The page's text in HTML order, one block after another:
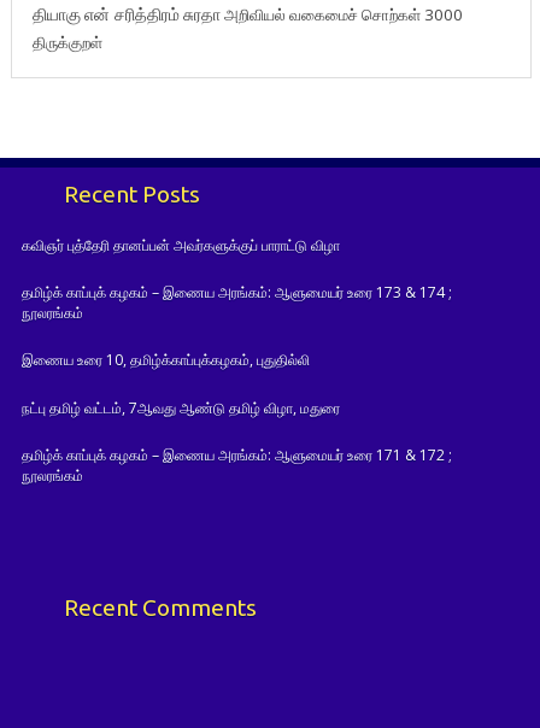
தியாகுஎன் சரித்திரம்சுரதாஅறிவியல் வகைமைச் சொற்கள் 3000
திருக்குறள்
Recent Posts
கவிஞர் புத்தேரி தானப்பன் அவர்களுக்குப் பாராட்டு விழா
தமிழ்க் காப்புக் கழகம் – இணைய அரங்கம்: ஆளுமையர் உரை 173 & 174 ;
நூலரங்கம்
இணைய உரை 10, தமிழ்க்காப்புக்கழகம், புதுதில்லி
நட்பு தமிழ் வட்டம், 7ஆவது ஆண்டு தமிழ் விழா, மதுரை
தமிழ்க் காப்புக் கழகம் – இணைய அரங்கம்: ஆளுமையர் உரை 171 & 172 ;
நூலரங்கம்
Recent Comments